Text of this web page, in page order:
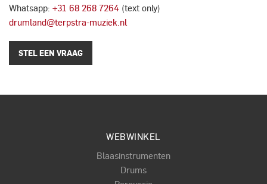
Whatsapp: +31 68 268 7264 (text only)
drumland@terpstra-muziek.nl
STEL EEN VRAAG
WEBWINKEL
Blaasinstrumenten
Drums